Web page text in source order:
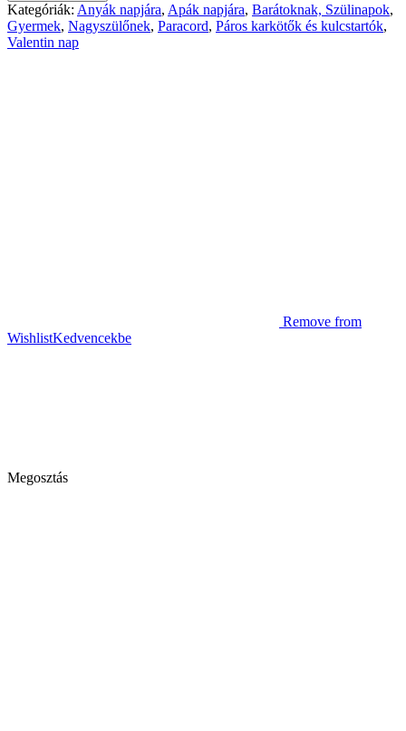
Kategóriák: Anyák napjára, Apák napjára, Barátoknak, Szülinapok,
Gyermek, Nagyszülőnek, Paracord, Páros karkötők és kulcstartók,
Valentin nap
Remove from
WishlistKedvencekbe
Megosztás